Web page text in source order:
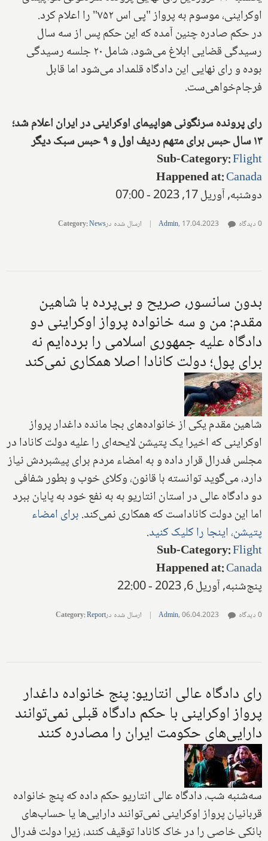
اوکراینی، موسوم به پرواز "پی اس ۷۵۲" را اعلام کرد.
در حکم صادره چنین آمده که این حکم پس از سه سال
رسیدگی قضایی ابلاغ می‌شود، شامل ۲۰ جلسه رسیدگی
بوده و رای نهایی این دادگاه قلمداد می‌شود اما قابل
فرجام‌خواهی‌ست.
رای پرونده سرنگونی هواپیمای اوکراینی در ایران اعلام شد؛
۱۳ سال حبس برای متهم ردیف اول و ۹ حبس سبک دیگر
Sub-Category:Flight
Happened at:Canada
دوشنبه, آوریل 17, 2023 - 07:00
Admin, 17.04.2023
| ارسال شده در Category:News 0 دیدگاه
بدون سانسور، صریح و بی‌پرده با شاهین
مقدم: من و سه خانواده پرواز اوکراینی دو
دادگاه علیه جمهوری اسلامی را برده‌ایم نه
برای پول؛ دولت کانادا اصلا همکاری نمی‌کند
شاهین مقدم یکی از خانواده‌های بجا مانده داغدار پرواز
اوکراینی که اخیرا یک پتیشن لایحه‌ای را علیه دولت کانادا در
مجلس فدرال قرار داده و به امضاء مردم برای پیشبردش نیاز
دارد، می‌گوید توانسته با قانون، وکلای خوب و بطور شفافی
دو دادگاه عالی در استان انتاریو به به نفع خود به پایان ببرد
اما این دولت کاناداست که همکاری نمی‌کند.برای امضاء
پتیشن، اینجا را کلیک کنید.
Sub-Category:Flight
Happened at:Canada
پنج‌شنبه, آوریل 6, 2023 - 22:00
Admin,06.04.2023
| ارسال شده در Category:Report 0 دیدگاه
رای دادگاه عالی انتاریو: پنج خانواده داغدار
پرواز اوکراینی با حکم دادگاه قبلی نمی‌توانند
دارایی‌های حکومت ایران را مصادره کنند
سه‌شنبه شب، دادگاه عالی انتاریو حکم داده که پنج خانواده
قربانیان پرواز اوکراینی نمی‌توانند دارایی‌ها یا حساب‌های
بانکی خاصی را در خاک کانادا توقیف کنند، زیرا دولت فدرال